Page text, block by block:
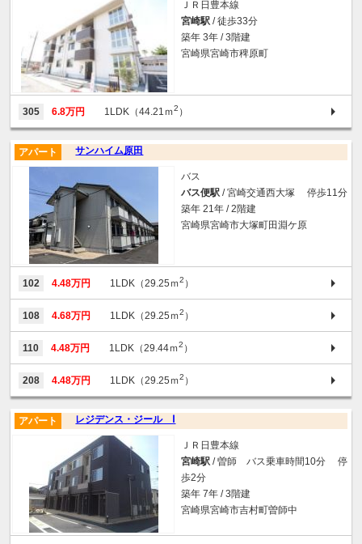
ＪＲ日豊本線
宮崎駅 / 徒歩33分
築年 3年 / 3階建
宮崎県宮崎市稗原町
305 6.8万円 1LDK（44.21ｍ2 ）
サンハイム原田
アパート
バス
バス便駅 / 宮崎交通西大塚 停歩11分
築年 21年 / 2階建
宮崎県宮崎市大塚町田淵ケ原
102 4.48万円 1LDK（29.25ｍ2 ）
108 4.68万円 1LDK（29.25ｍ2 ）
110 4.48万円 1LDK（29.44ｍ2 ）
208 4.48万円 1LDK（29.25ｍ2 ）
レジデンス・ジール Ⅰ
アパート
ＪＲ日豊本線
宮崎駅 / 曽師 バス乗車時間10分 停
歩2分
築年 7年 / 3階建
宮崎県宮崎市吉村町曽師中